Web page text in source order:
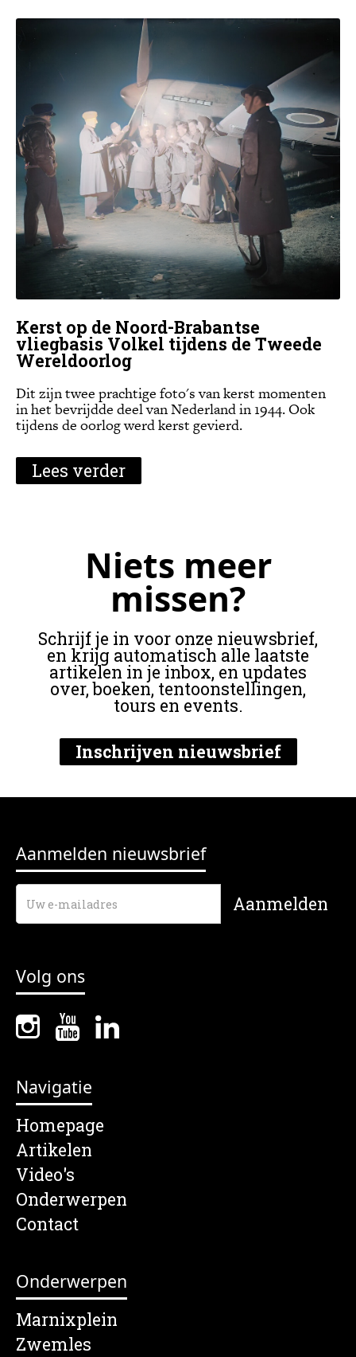
Kerst op de Noord-Brabantse
vliegbasis Volkel tijdens de Tweede
Wereldoorlog
Dit zijn twee prachtige foto's van kerst momenten
in het bevrijdde deel van Nederland in 1944. Ook
tijdens de oorlog werd kerst gevierd.
Lees verder
Niets meer
missen?
Schrijf je in voor onze nieuwsbrief,
en krijg automatisch alle laatste
artikelen in je inbox, en updates
over, boeken, tentoonstellingen,
tours en events.
Inschrijven nieuwsbrief
Aanmelden nieuwsbrief
Volg ons
Navigatie
Homepage
Artikelen
Video's
Onderwerpen
Contact
Onderwerpen
Marnixplein
Zwemles